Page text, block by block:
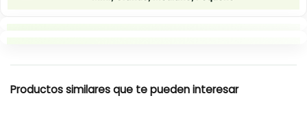
Productos similares que te pueden interesar